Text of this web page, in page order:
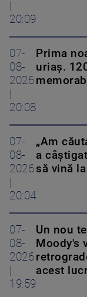
20:09
07-
08-
2026
20:08
Prima
uriaș.
07-
08-
2026
20:04
„Am
a
să vină
07-
08-
2026
19:59
Un nou
Moody's
acest